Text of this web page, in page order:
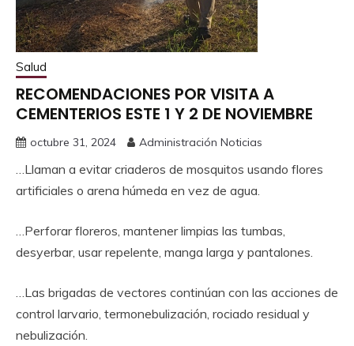
Salud
RECOMENDACIONES POR VISITA A
CEMENTERIOS ESTE 1 Y 2 DE NOVIEMBRE
octubre 31, 2024 Administración Noticias
…Llaman a evitar criaderos de mosquitos usando flores
artificiales o arena húmeda en vez de agua.
…Perforar floreros, mantener limpias las tumbas,
desyerbar, usar repelente, manga larga y pantalones.
…Las brigadas de vectores continúan con las acciones de
control larvario, termonebulización, rociado residual y
nebulización.